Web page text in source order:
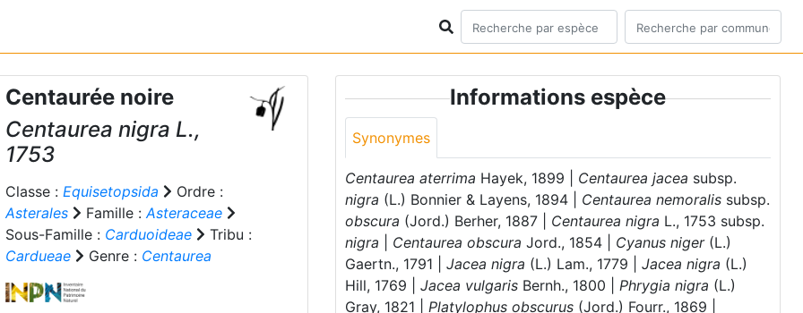
Centaurée noire
Centaurea nigra L.,
1753
Classe : Equisetopsida
Ordre :
Asterales
Famille :Asteraceae
Sous-Famille : Carduoideae
Tribu :
Cardueae
Genre : Centaurea
Informations espèce
Synonymes
Centaurea aterrima Hayek, 1899 | Centaurea jacea subsp.
nigra (L.) Bonnier & Layens, 1894 | Centaurea nemoralis subsp.
obscura (Jord.) Berher, 1887 | Centaurea nigra L., 1753 subsp.
nigra
Centaurea obscura Jord., 1854 | Cyanus niger(L.)
Gaertn., 1791 |Jacea nigra (L.) Lam., 1779 |Jacea nigra (L.)
Hill, 1769 |Jacea vulgaris Bernh., 1800 |Phrygia nigra (L.)
Gray, 1821 |Platylophus obscurus (Jord.) Fourr., 1869 |